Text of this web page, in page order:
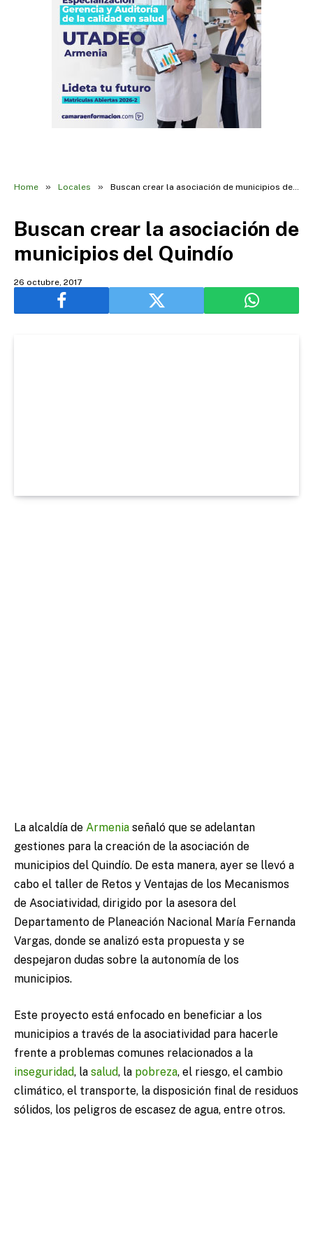
Home » Locales » Buscan crear la asociación de municipios del Quindío
Buscan crear la asociación de
municipios del Quindío
26 octubre, 2017
La alcaldía de Armenia señaló que se adelantan
gestiones para la creación de la asociación de
municipios del Quindío. De esta manera, ayer se llevó a
cabo el taller de Retos y Ventajas de los Mecanismos
de Asociatividad, dirigido por la asesora del
Departamento de Planeación Nacional María Fernanda
Vargas, donde se analizó esta propuesta y se
despejaron dudas sobre la autonomía de los
municipios.
Este proyecto está enfocado en beneficiar a los
municipios a través de la asociatividad para hacerle
frente a problemas comunes relacionados a la
inseguridad, la salud, la pobreza, el riesgo, el cambio
climático, el transporte, la disposición final de residuos
sólidos, los peligros de escasez de agua, entre otros.